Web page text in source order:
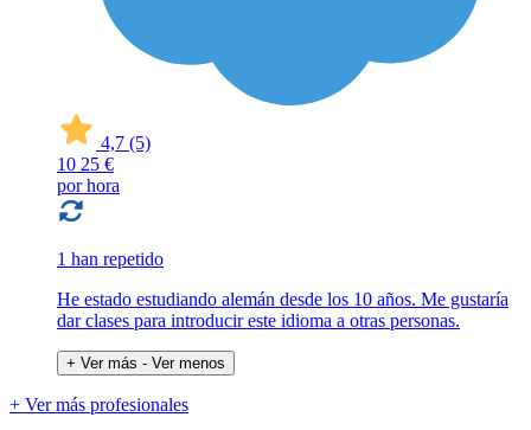
4,7 (5)
10 25 €
por hora
1 han repetido
He estado estudiando alemán desde los 10 años. Me gustaría
dar clases para introducir este idioma a otras personas.
+ Ver más - Ver menos
+ Ver más profesionales